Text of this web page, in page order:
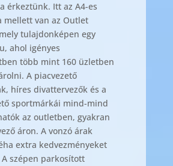
érkeztünk. Itt az A4-es
mellett van az Outlet
tulajdonképen egy
ahol igényes
több mint 160 üzletben
A piacvezető
híres divattervezők és a
sportmárkái mind-mind
az outletben, gyakran
áron. A vonzó árak
extra kedvezményeket
szépen parkosított